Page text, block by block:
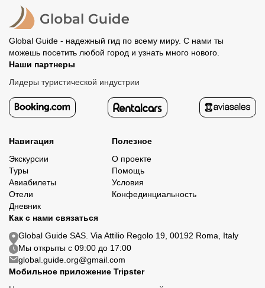
Global Guide - надежный гид по всему миру. С нами ты
можешь посетить любой город и узнать много нового.
Наши партнеры
Лидеры туристической индустрии
Навигация
Экскурсии
Туры
Авиабилеты
Отели
Дневник
Полезное
О проекте
Помощь
Условия
Конфединциальность
Как с нами связаться
Global Guide SAS. Via Attilio Regolo 19, 00192 Roma, Italy
Мы открыты с 09:00 до 17:00
global.guide.org@gmail.com
Мобильное приложение Tripster